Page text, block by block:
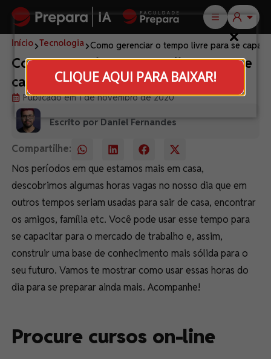
CLIQUE AQUI PARA BAIXAR!
Início Tecnologia Como gerenciar o tempo livre para se
Como gerenciar o tempo livre para se
capacitar
Publicado em 1 de novembro de 2020
Escrito por Daniel Fernandes
Compartilhe:
Nos períodos em que estamos mais em casa,
descobrimos algumas horas vagas no nosso dia que em
outros tempos seriam usadas para sair de casa, encontrar
os amigos, família etc. Você pode usar esse tempo para
se capacitar para o mercado de trabalho e, assim,
construir uma base de conhecimento mais sólida para o
seu futuro. Vamos te mostrar como usar essas horas do
dia para se preparar ainda mais. Acompanhe!
Procure cursos on-line